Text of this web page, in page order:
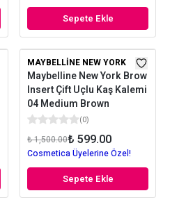
Sepete Ekle
MAYBELLINE NEW YORK
Maybelline New York Brow
Insert Çift Uçlu Kaş Kalemi
04 Medium Brown
(0)
₺ 1,500.00₺ 599.00
Cosmetica Üyelerine Özel!
Sepete Ekle